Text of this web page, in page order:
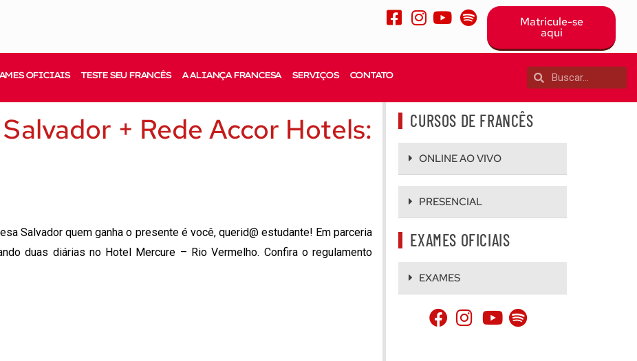
Matricule-se
aqui
OFICIAIS TESTE SEU FRANCÊS A ALIANÇA FRANCESA SERVIÇOS CONTATO
+ Rede Accor Hotels:
Salvador quem ganha o presente é você, querid@ estudante! Em parceria
duas diárias no Hotel Mercure – Rio Vermelho. Confira o regulamento
CURSOS DE FRANCÊS
ONLINE AO VIVO
PRESENCIAL
EXAMES OFICIAIS
EXAMES